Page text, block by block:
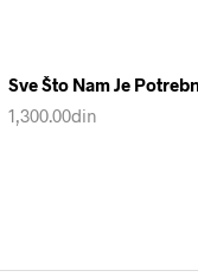
Sve Što Nam Je
1,300.00din